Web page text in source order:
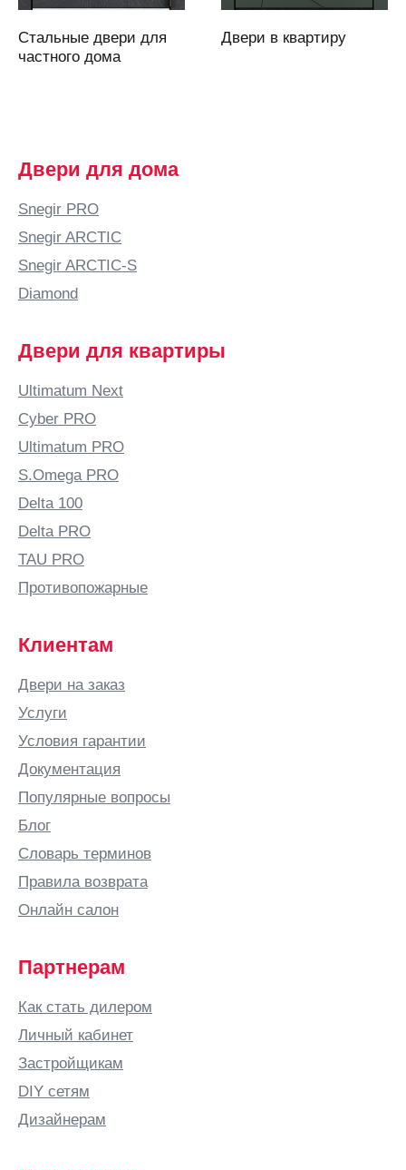
Аскарово
область)
Атырау
Аша
Б
Бабяково
Баку
Балаково
Балашиха
Балашов
Балтай
Барановичи
Барнаул
Барыш
Батайск
Белая
Калитва
Белгород
Белово
Белозерск
Белорецк
Белореченск
Березники
Бийск
Бишкек
Благовещенск
Богородск
Братск
Брянск
Стальные двери для
частного дома
Двери в квартиру
Двери для дома
Snegir PRO
Snegir ARCTIC
Snegir ARCTIC-S
Diamond
Двери для квартиры
Ultimatum Next
Cyber PRO
Ultimatum PRO
S.Omega PRO
Delta 100
Delta PRO
TAU PRO
Противопожарные
Клиентам
Двери на заказ
Услуги
Условия гарантии
Документация
Популярные вопросы
Блог
Словарь терминов
Правила возврата
Онлайн салон
Партнерам
Как стать дилером
Личный кабинет
Застройщикам
DIY сетям
Дизайнерам